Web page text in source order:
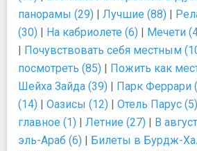
панорамы (29) | Лучшие (88) |
(30) | На кабриолете (6) | Мечети
| Почувствовать себя местным
посмотреть (85) | Пожить как
Шейха Зайда (39) | Парк Феррари
(14) | Оазисы (12) | Отель Парус (5)
главное (1) | Летние (27) | В
эль-Араб (6) | Билеты в Бурдж-